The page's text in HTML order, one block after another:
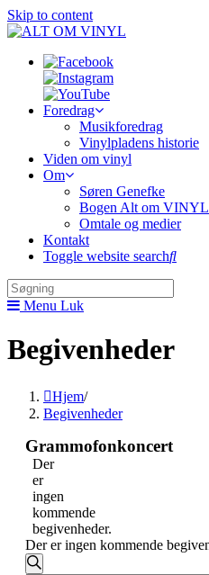
Skip to content
Foredrag
Musikforedrag
Vinylpladens historie
Viden om vinyl
Om
Søren Genefke
Bogen Alt om VINYL
Omtale og medier
Kontakt
Toggle website search
Menu Luk
Begivenheder
Hjem/
Begivenheder
Grammofonkoncert
Der
er
ingen
kommende
begivenheder.
Der er ingen kommende
Begivenheder